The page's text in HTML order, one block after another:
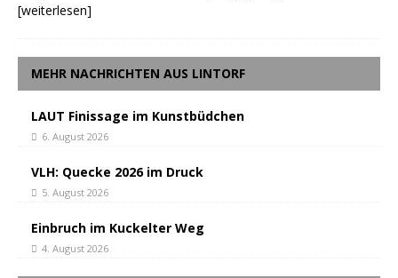
[weiterlesen]
MEHR NACHRICHTEN AUS LINTORF
LAUT Finissage im Kunstbüdchen
6. August 2026
VLH: Quecke 2026 im Druck
5. August 2026
Einbruch im Kuckelter Weg
4. August 2026